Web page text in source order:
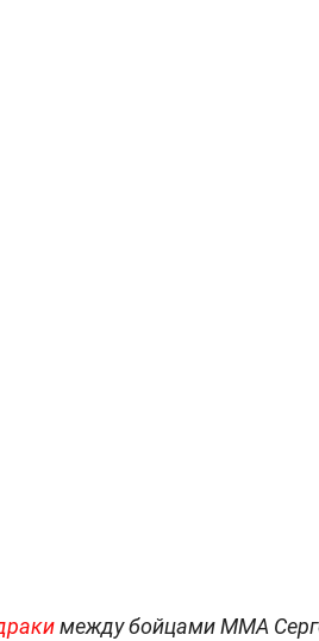
между бойцами ММА